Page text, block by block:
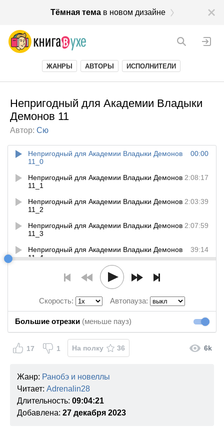
Тёмная темав новом дизайне
ЖАНРЫ АВТОРЫ ИСПОЛНИТЕЛИ
Непригодный для Академии Владыки
Демонов 11
Автор: Сю
00:00
Непригодный для Академии Владыки Демонов
11_0
2:08:17
Непригодный для Академии Владыки Демонов
11_1
2:03:39
Непригодный для Академии Владыки Демонов
11_2
2:07:59
Непригодный для Академии Владыки Демонов
11_3
39:14
Непригодный для Академии Владыки Демонов
11_4
Скорость: Автопауза:
Большие отрезки (меньше пауз)
17 1 На полку 36 6k
Жанр: Ранобэ и новеллы
Читает: Adrenalin28
Длительность: 09:04:21
Добавлена: 27 декабря 2023